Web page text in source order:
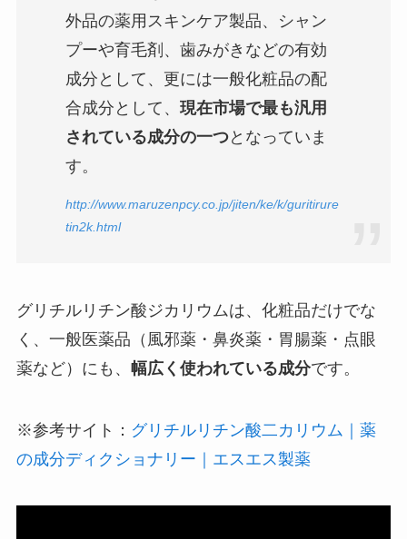
外品の薬用スキンケア製品、シャン
プーや育毛剤、歯みがきなどの有効
成分として、更には一般化粧品の配
合成分として、 現在市場で最も汎用
されている成分の一つとなっていま
す。
http://www.maruzenpcy.co.jp/jiten/ke/k/guritirure
tin2k.html
グリチルリチン酸ジカリウムは、化粧品だけでな
く、一般医薬品（風邪薬・鼻炎薬・胃腸薬・点眼
薬など）にも、 幅広く使われている成分です。
※参考サイト： グリチルリチン酸二カリウム｜薬
の成分ディクショナリー｜エスエス製薬